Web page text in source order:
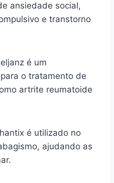
ansiedade social,
e transtorno
é um
o tratamento de
artrite reumatoide
é utilizado no
ajudando as